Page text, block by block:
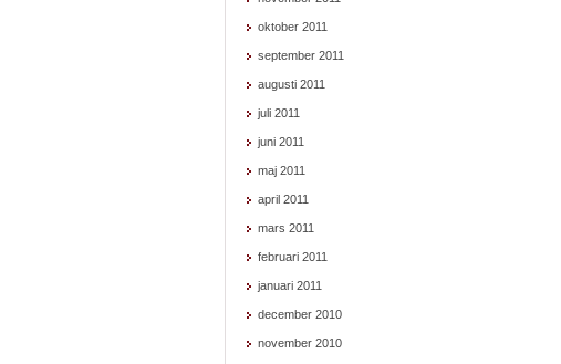
oktober 2011
september 2011
augusti 2011
juli 2011
juni 2011
maj 2011
april 2011
mars 2011
februari 2011
januari 2011
december 2010
november 2010